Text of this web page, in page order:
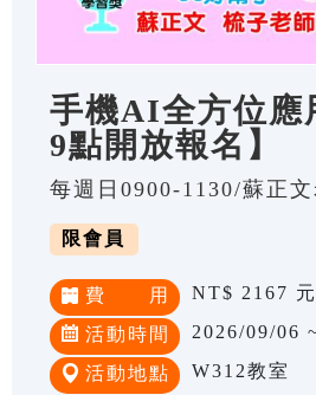
手機AI全方位應
9點開放報名】
每週日0900-1130/蘇正文
限會員
費 用 NT$ 2167 元
活動時間 2026/09/06
活動地點 W312教室